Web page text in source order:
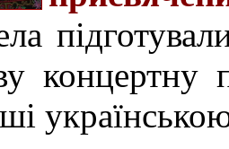
концертну